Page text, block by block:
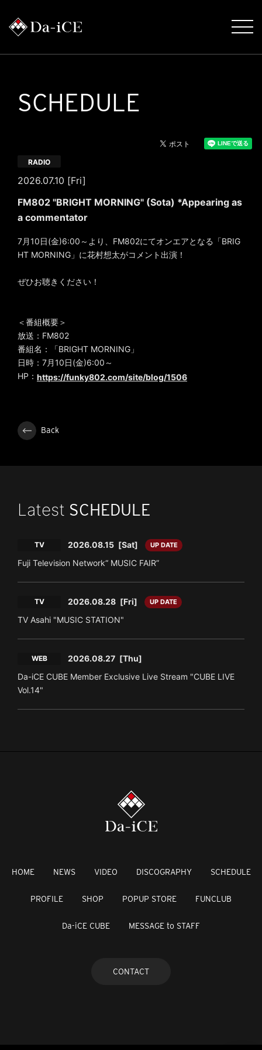
SCHEDULE
2026.07.10 [Fri]
RADIO
FM802 "BRIGHT MORNING" (Sota) *Appearing as
a commentator
7月10日(金)6:00～より、FM802にてオンエアとなる「BRIG
HT MORNING」に花村想太がコメント出演！
ぜひお聴きください！
＜番組概要＞
放送：FM802
番組名：「BRIGHT MORNING」
日時：7月10日(金)6:00～
HP： https://funky802.com/site/blog/1506
Back
Latest SCHEDULE
TV 2026.08.15 [Sat] UP DATE
Fuji Television Network“ MUSIC FAIR”
TV 2026.08.28 [Fri] UP DATE
TV Asahi "MUSIC STATION"
WEB 2026.08.27 [Thu]
Da-iCE CUBE Member Exclusive Live Stream "CUBE LIVE
Vol.14"
HOME NEWS VIDEO DISCOGRAPHY SCHEDULE
PROFILE SHOP POPUP STORE FUNCLUB
Da-iCE CUBE MESSAGE to STAFF
CONTACT